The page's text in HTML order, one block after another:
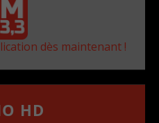
dès maintenant !
HD